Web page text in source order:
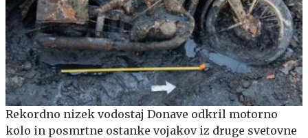
Rekordno nizek vodostaj Donave odkril motorno
kolo in posmrtne ostanke vojakov iz druge svetovne